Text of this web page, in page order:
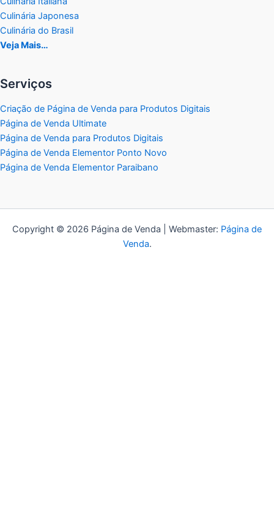
Culinária Japonesa
Culinária do Brasil
Veja Mais…
Serviços
Criação de Página de Venda para Produtos Digitais
Página de Venda Ultimate
Página de Venda para Produtos Digitais
Página de Venda Elementor Ponto Novo
Página de Venda Elementor Paraibano
Copyright © 2026 Página de Venda | Webmaster: Página de
Venda.